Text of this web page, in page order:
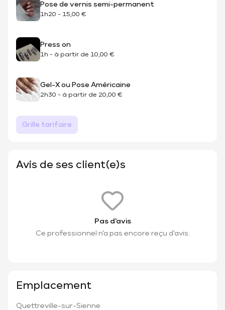
Pose de vernis semi-permanent
1h20 - 15,00 €
Press on
1h - à partir de 10,00 €
Gel-X ou Pose Américaine
2h30 - à partir de 20,00 €
Grille tarifaire
Avis de ses client(e)s
Pas d'avis
Ce professionnel n'a pas encore reçu d'avis.
Emplacement
Quettreville-sur-Sienne